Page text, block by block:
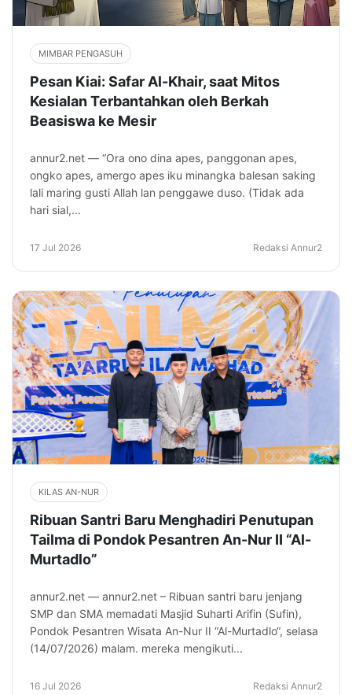
MIMBAR PENGASUH
Pesan Kiai: Safar Al-Khair, saat Mitos
Kesialan Terbantahkan oleh Berkah
Beasiswa ke Mesir
annur2.net — “Ora ono dina apes, panggonan apes,
ongko apes, amergo apes iku minangka balesan saking
lali maring gusti Allah lan penggawe duso. (Tidak ada
hari sial,...
17 Jul 2026 Redaksi Annur2
KILAS AN-NUR
Ribuan Santri Baru Menghadiri Penutupan
Tailma di Pondok Pesantren An-Nur II “Al-
Murtadlo”
annur2.net — annur2.net – Ribuan santri baru jenjang
SMP dan SMA memadati Masjid Suharti Arifin (Sufin),
Pondok Pesantren Wisata An-Nur II “Al-Murtadlo“, selasa
(14/07/2026) malam. mereka mengikuti...
16 Jul 2026 Redaksi Annur2